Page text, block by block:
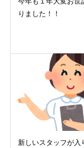
りました！！
新しいスタッフが入